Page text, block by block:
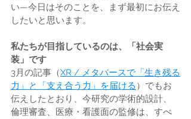
い—今日はそのことを、まず最初にお伝え
したいと思います。
私たちが目指しているのは、「社会実
装」です
3月の記事（XR / メタバースで「生き残る
力」と「支え合う力」を届ける ）でもお
伝えしたとおり、今研究の学術的設計、
倫理審査、医療・看護面の監修は、すべ